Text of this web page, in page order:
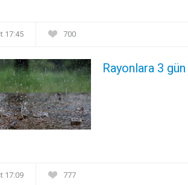
17:45 700
Rayonlara 3
17:09 777